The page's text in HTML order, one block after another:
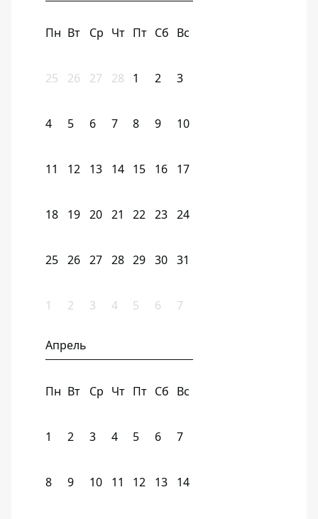
Пн Вт Ср Чт Пт Сб Вс
25 26 27 28 1 2 3
4 5 6 7 8 9 10
11 12 13 14 15 16 17
18 19 20 21 22 23 24
25 26 27 28 29 30 31
1 2 3 4 5 6 7
Апрель
Пн Вт Ср Чт Пт Сб Вс
1 2 3 4 5 6 7
8 9 10 11 12 13 14